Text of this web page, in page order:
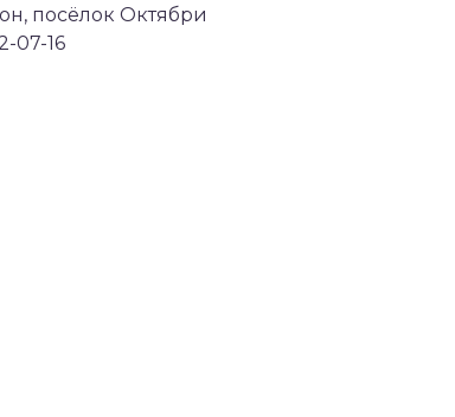
посёлок Октябри
07-16